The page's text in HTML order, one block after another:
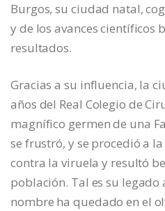
Burgos, su ciudad natal,
y de los avances científicos
resultados.
Gracias a su influencia, la
años del Real Colegio de
magnífico germen de una
se frustró, y se procedió a
contra la viruela y resultó
población. Tal es su legado
nombre ha quedado en el